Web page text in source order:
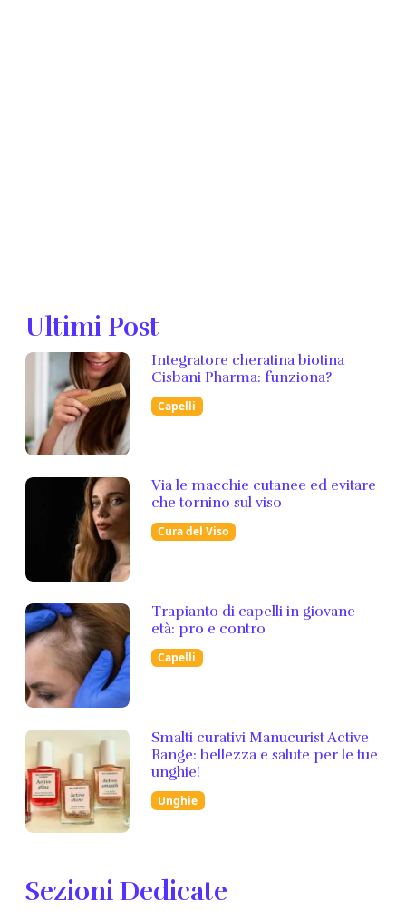
Ultimi Post
Integratore cheratina biotina
Cisbani Pharma: funziona?
Capelli
Via le macchie cutanee ed evitare
che tornino sul viso
Cura del Viso
Trapianto di capelli in giovane
età: pro e contro
Capelli
Smalti curativi Manucurist Active
Range: bellezza e salute per le tue
unghie!
Unghie
Sezioni Dedicate